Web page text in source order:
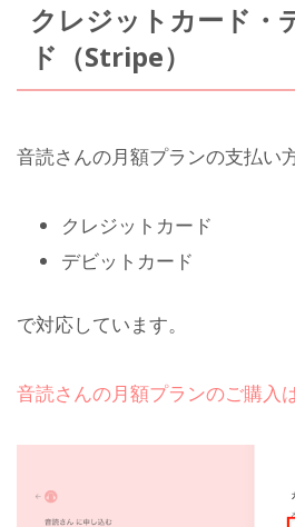
クレジットカード・
ド（Stripe）
音読さんの月額プランの支払い
クレジットカード
デビットカード
で対応しています。
音読さんの月額プランのご購入